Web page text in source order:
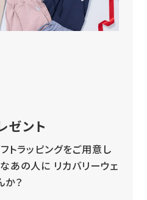
ゼント
トラッピングをご用意し
あの人に リカバリーウェ
か？